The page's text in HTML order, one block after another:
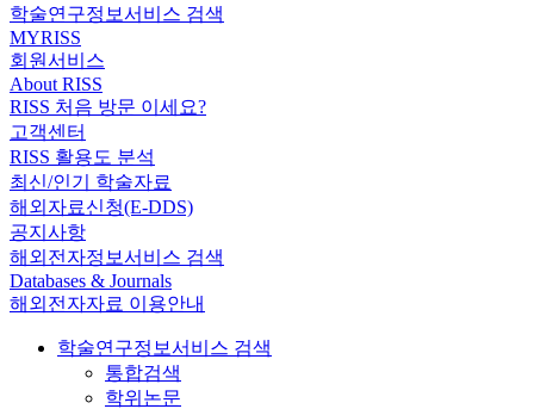
학술연구정보서비스 검색
MYRISS
회원서비스
About RISS
RISS 처음 방문 이세요?
고객센터
RISS 활용도 분석
최신/인기 학술자료
해외자료신청(E-DDS)
공지사항
해외전자정보서비스 검색
Databases & Journals
해외전자자료 이용안내
학술연구정보서비스 검색
통합검색
학위논문